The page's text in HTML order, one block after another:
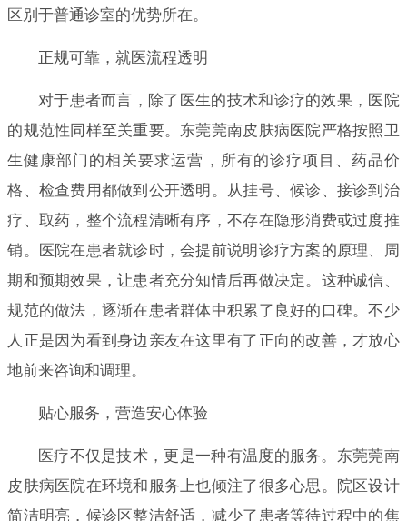
区别于普通诊室的优势所在。
正规可靠，就医流程透明
对于患者而言，除了医生的技术和诊疗的效果，医院
的规范性同样至关重要。东莞莞南皮肤病医院严格按照卫
生健康部门的相关要求运营，所有的诊疗项目、药品价
格、检查费用都做到公开透明。从挂号、候诊、接诊到治
疗、取药，整个流程清晰有序，不存在隐形消费或过度推
销。医院在患者就诊时，会提前说明诊疗方案的原理、周
期和预期效果，让患者充分知情后再做决定。这种诚信、
规范的做法，逐渐在患者群体中积累了良好的口碑。不少
人正是因为看到身边亲友在这里有了正向的改善，才放心
地前来咨询和调理。
贴心服务，营造安心体验
医疗不仅是技术，更是一种有温度的服务。东莞莞南
皮肤病医院在环境和服务上也倾注了很多心思。院区设计
简洁明亮，候诊区整洁舒适，减少了患者等待过程中的焦